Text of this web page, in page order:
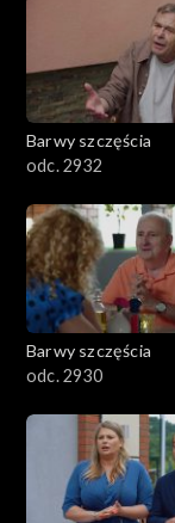
Barwy szczęścia
odc. 2932
Barwy szczęścia
odc. 2930